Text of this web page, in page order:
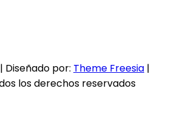
| Diseñado por: Theme Freesia |
los derechos reservados